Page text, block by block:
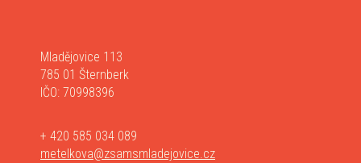
Mladějovice 113
785 01 Šternberk
IČO: 70998396
+ 420 585 034 089
metelkova@zsamsmladejovice.cz